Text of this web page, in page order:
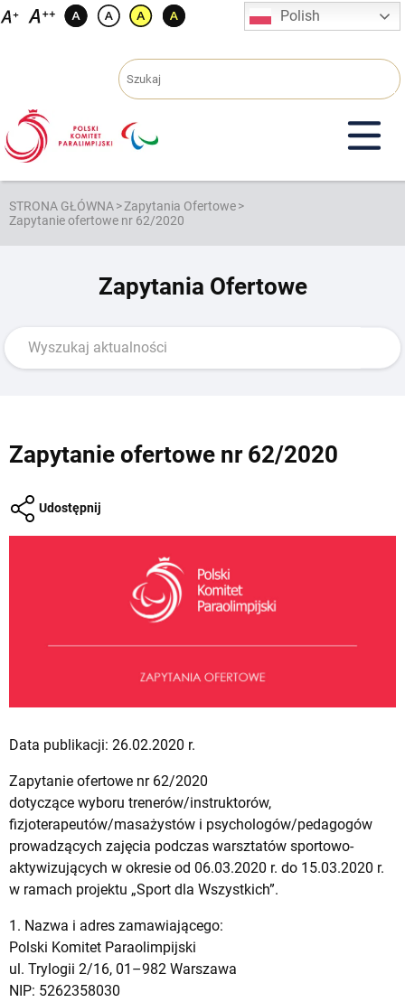
Przejdź
Polish
STRONA GŁÓWNA>Zapytania Ofertowe>
Zapytanie ofertowe nr 62/2020
Zapytania Ofertowe
Zapytanie ofertowe nr 62/2020
Udostępnij
Data publikacji: 26.02.2020 r.
Zapytanie ofertowe nr 62/2020
dotyczące wyboru trenerów/instruktorów,
fizjoterapeutów/masażystów i psychologów/pedagogów
prowadzących zajęcia podczas warsztatów sportowo-
aktywizujących w okresie od 06.03.2020 r. do 15.03.2020 r.
w ramach projektu „Sport dla Wszystkich”.
1. Nazwa i adres zamawiającego:
Polski Komitet Paraolimpijski
ul. Trylogii 2/16, 01–982 Warszawa
NIP: 5262358030